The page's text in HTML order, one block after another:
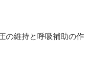
の維持と呼吸補助の作